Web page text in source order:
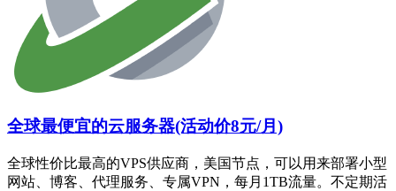
全球最便宜的云服务器(活动价8元/月)
全球性价比最高的VPS供应商，美国节点，可以用来部署小型
网站、博客、代理服务、专属VPN，每月1TB流量。不定期活